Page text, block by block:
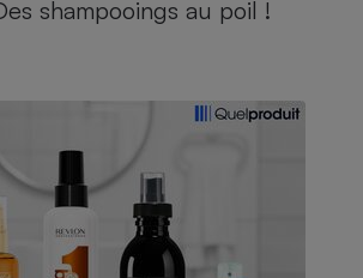
shampooings au poil !